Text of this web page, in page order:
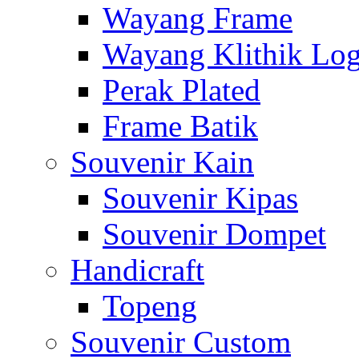
Wayang Frame
Wayang Klithik
Perak Plated
Frame Batik
Souvenir Kain
Souvenir Kipas
Souvenir Dompet
Handicraft
Topeng
Souvenir Custom